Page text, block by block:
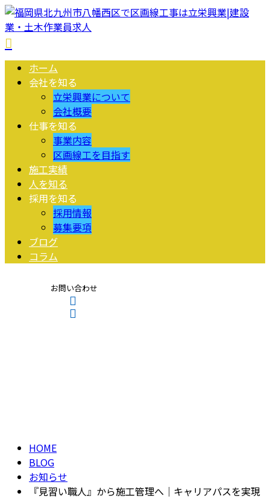
ホーム
会社を知る
立栄興業について
会社概要
仕事を知る
事業内容
区画線工を目指す
施工実績
人を知る
採用を知る
採用情報
募集要項
ブログ
コラム
お問い合わせ
HOME
BLOG
お知らせ
『見習い職人』から施工管理へ｜キャリアパスを実現